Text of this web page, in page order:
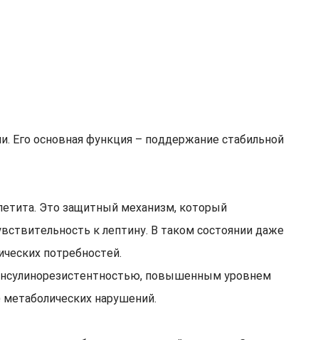
Его основная функция – поддержание стабильной
Это защитный механизм, который
к лептину. В таком состоянии даже
потребностей.
повышенным уровнем
нарушений.